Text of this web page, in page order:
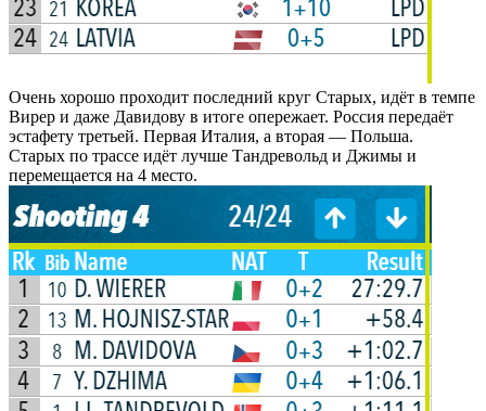
Очень хорошо проходит последний круг Старых, идёт в темпе
Вирер и даже Давидову в итоге опережает. Россия передаёт
эстафету третьей. Первая Италия, а вторая — Польша.
Старых по трассе идёт лучше Тандревольд и Джимы и
перемещается на 4 место.